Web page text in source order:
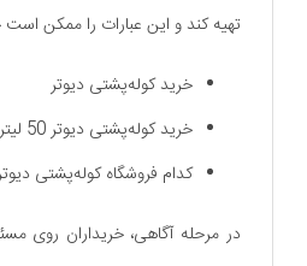
تهیه کند و این عبارات را ممکن
خرید کوله‌پشتی دیوتر
خرید کوله‌پشتی دیوتر 50 لیتری
کدام فروشگاه کوله‌پشتی
در مرحله آگاهی، خریداران روی